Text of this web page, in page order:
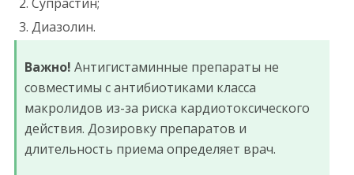
Диазолин.
Важно! Антигистаминные препараты не
совместимы с антибиотиками класса
макролидов из-за риска кардиотоксического
действия. Дозировку препаратов и
длительность приема определяет врач.